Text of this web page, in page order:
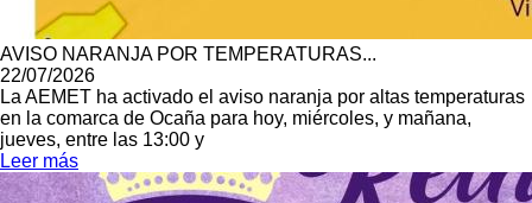
AVISO NARANJA POR TEMPERATURAS...
22/07/2026
La AEMET ha activado el aviso naranja por altas temperaturas
en la comarca de Ocaña para hoy, miércoles, y mañana,
jueves, entre las 13:00 y
Leer más